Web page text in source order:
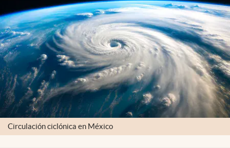
abre en nueva pestaña
México
Circulación ciclónica en México